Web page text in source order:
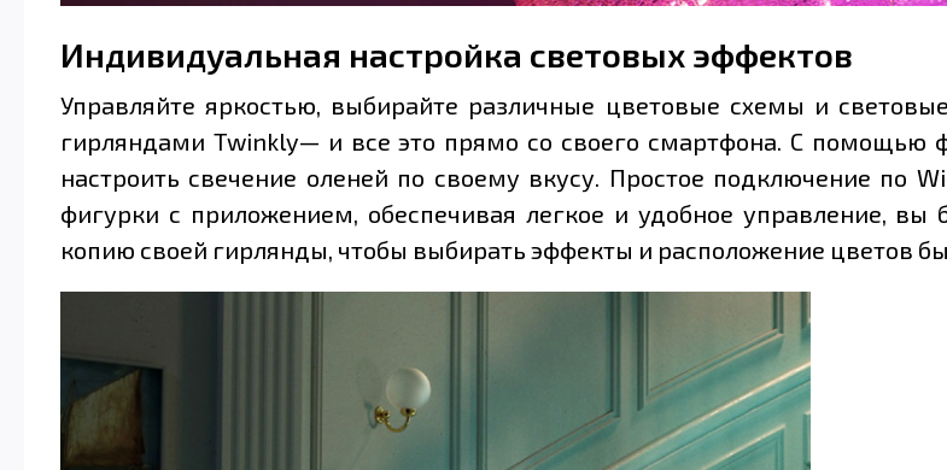
Индивидуальная настройка световых эффектов
Управляйте яркостью, выбирайте различные цветовые схемы и
гирляндами Twinkly— и все это прямо со своего смартфона. С
настроить свечение оленей по своему вкусу. Простое подключение по
фигурки с приложением, обеспечивая легкое и удобное управление, вы
копию своей гирлянды, чтобы выбирать эффекты и расположение цветов